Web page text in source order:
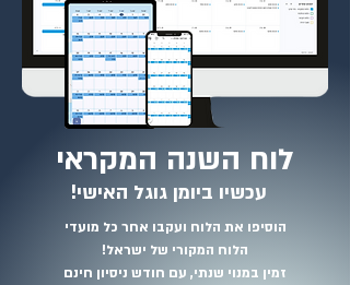
לוח השנה המקראי
עכשיו ביומן גוגל האישי!
​הוסיפו את הלוח ועקבו אחר כל מועדי
הלוח המקורי של ישראל!
זמין במנוי שנתי, עם חודש ניסיון חינם